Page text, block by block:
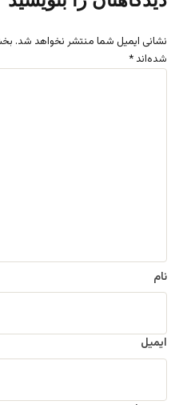
نشانی ایمیل شما منتشر نخواهد شد.
شده‌اند *
نام
ایمیل